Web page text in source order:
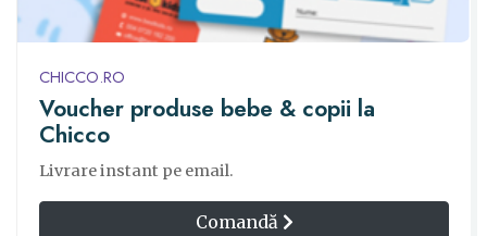
CHICCO.RO
Voucher produse bebe & copii la
Chicco
Livrare instant pe email.
Comandă